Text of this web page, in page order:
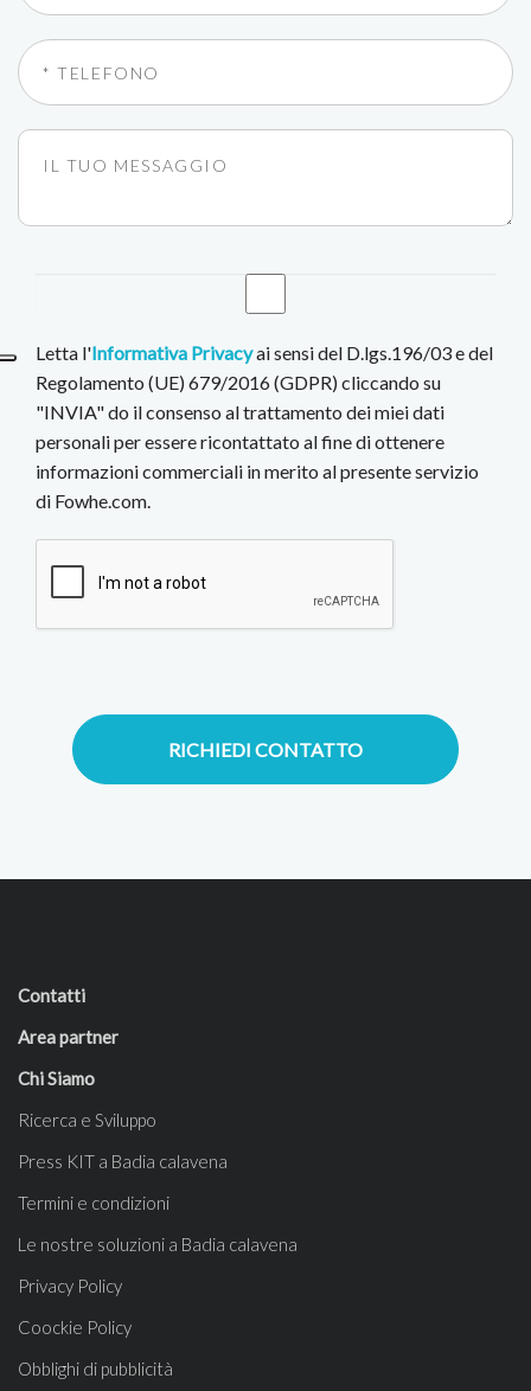
Letta l'Informativa Privacyai sensi del D.lgs.196/03 e del
Regolamento (UE) 679/2016 (GDPR) cliccando su
"INVIA" do il consenso al trattamento dei miei dati
personali per essere ricontattato al fine di ottenere
informazioni commerciali in merito al presente servizio
di Fowhe.com.
RICHIEDI CONTATTO
Contatti
Area partner
Chi Siamo
Ricerca e Sviluppo
Press KIT a Badia calavena
Termini e condizioni
Le nostre soluzioni a Badia calavena
Privacy Policy
Coockie Policy
Obblighi di pubblicità